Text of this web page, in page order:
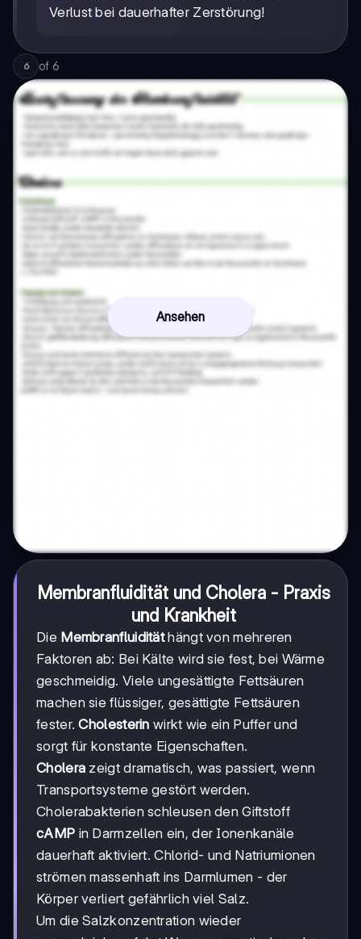
Verlust bei dauerhafter Zerstörung!
6 of 6
Ansehen
Membranfluidität und Cholera - Praxis
und Krankheit
Die Membranfluiditäthängt von mehreren
Faktoren ab: Bei Kälte wird sie fest, bei Wärme
geschmeidig. Viele ungesättigte Fettsäuren
machen sie flüssiger, gesättigte Fettsäuren
fester.Cholesterin wirkt wie ein Puffer und
sorgt für konstante Eigenschaften.
Cholera zeigt dramatisch, was passiert, wenn
Transportsysteme gestört werden.
Cholerabakterien schleusen den Giftstoff
cAMP in Darmzellen ein, der Ionenkanäle
dauerhaft aktiviert. Chlorid- und Natriumionen
strömen massenhaft ins Darmlumen - der
Körper verliert gefährlich viel Salz.
Um die Salzkonzentration wieder